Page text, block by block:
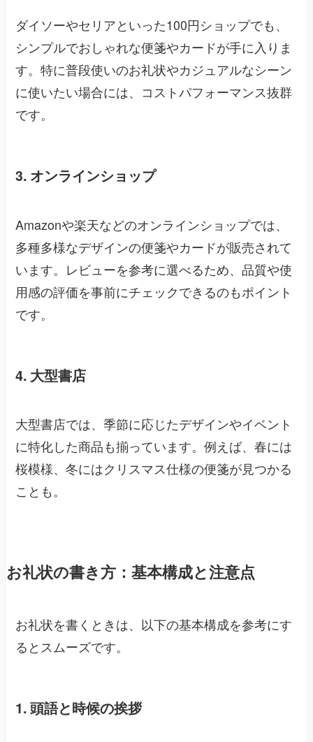
ダイソーやセリアといった100円ショップでも、
シンプルでおしゃれな便箋やカードが手に入りま
す。特に普段使いのお礼状やカジュアルなシーン
に使いたい場合には、コストパフォーマンス抜群
です。
3. オンラインショップ
Amazonや楽天などのオンラインショップでは、
多種多様なデザインの便箋やカードが販売されて
います。レビューを参考に選べるため、品質や使
用感の評価を事前にチェックできるのもポイント
です。
4. 大型書店
大型書店では、季節に応じたデザインやイベント
に特化した商品も揃っています。例えば、春には
桜模様、冬にはクリスマス仕様の便箋が見つかる
ことも。
お礼状の書き方：基本構成と注意点
お礼状を書くときは、以下の基本構成を参考にす
るとスムーズです。
1. 頭語と時候の挨拶